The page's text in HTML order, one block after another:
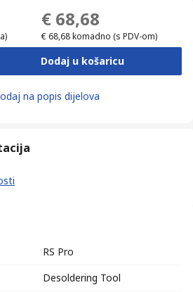
€ 68,68
€ 68,68komadno (s PDV-om)
Dodaj u košaricu
na popis dijelova
RS Pro
Desoldering Tool